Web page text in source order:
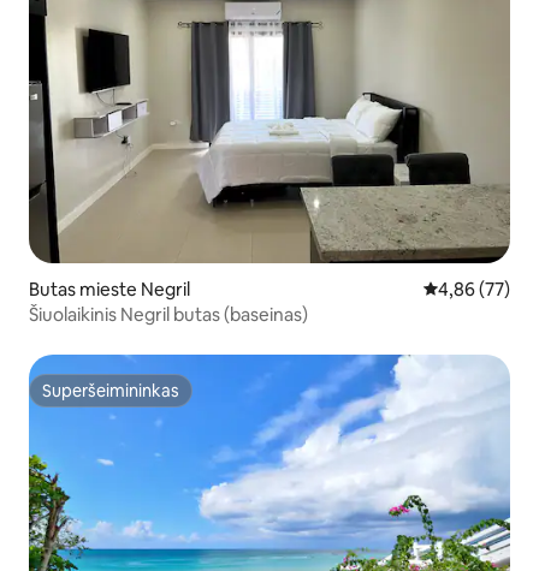
Butas mieste Negril Vidutinis
4,86 (77)
Šiuolaikinis Negril butas (baseinas)
Superšeimininkas
Superšeimininkas